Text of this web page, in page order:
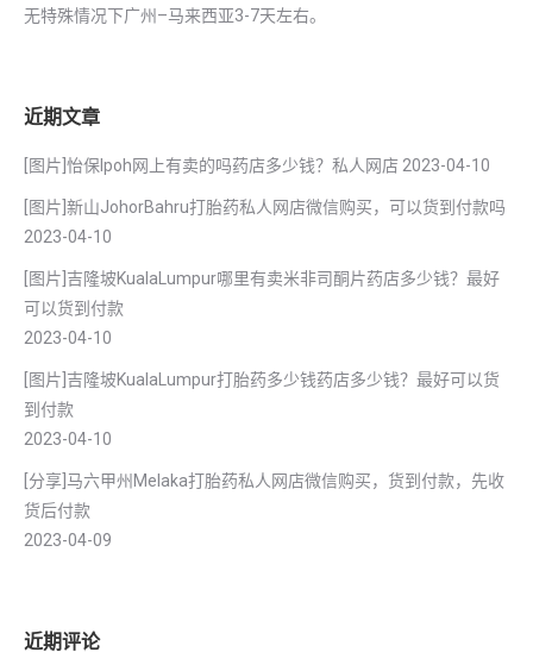
无特殊情况下广州–马来西亚3-7天左右。
近期文章
[图片]怡保lpoh网上有卖的吗药店多少钱？私人网店 2023-04-10
[图片]新山JohorBahru打胎药私人网店微信购买，可以货到付款吗
2023-04-10
[图片]吉隆坡KualaLumpur哪里有卖米非司酮片药店多少钱？最好
可以货到付款
2023-04-10
[图片]吉隆坡KualaLumpur打胎药多少钱药店多少钱？最好可以货
到付款
2023-04-10
[分享]马六甲州Melaka打胎药私人网店微信购买，货到付款，先收
货后付款
2023-04-09
近期评论